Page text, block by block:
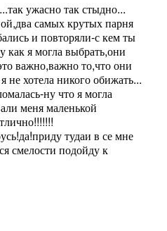
ужасно так стыдно...
самых крутых парня
и повторяли-с кем ты
я могла выбрать,они
важно,важно то,что они
не хотела никого обижать...
ну что я могла
меня маленькой
тудаи в се мне
смелости подойду к